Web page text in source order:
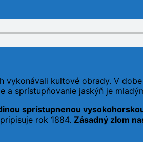
vykonávali kultové obrady. V
a sprístupňovanie jaskýň je
sprístupnenou
rok 1884. Zásadný zlom